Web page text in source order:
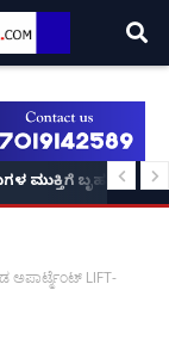
ಮುಕ್ತಿಗೆ ಬೃಹತ್
ಅಪಾರ್ಟ್ಮೆಂಟ್ LIFT-